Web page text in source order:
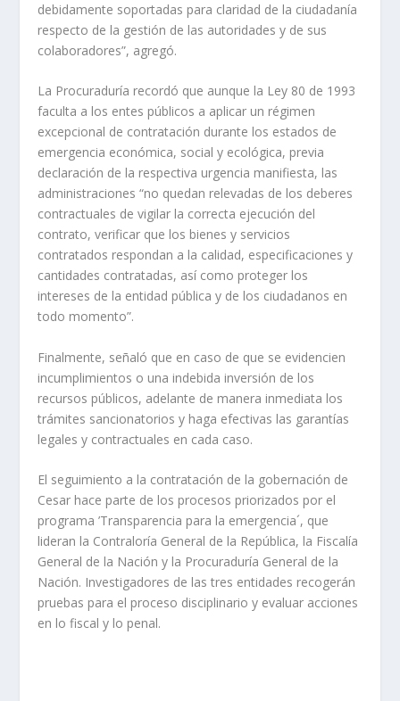
debidamente soportadas para claridad de la ciudadanía
respecto de la gestión de las autoridades y de sus
colaboradores”, agregó.
La Procuraduría recordó que aunque la Ley 80 de 1993
faculta a los entes públicos a aplicar un régimen
excepcional de contratación durante los estados de
emergencia económica, social y ecológica, previa
declaración de la respectiva urgencia manifiesta, las
administraciones “no quedan relevadas de los deberes
contractuales de vigilar la correcta ejecución del
contrato, verificar que los bienes y servicios
contratados respondan a la calidad, especificaciones y
cantidades contratadas, así como proteger los
intereses de la entidad pública y de los ciudadanos en
todo momento”.
Finalmente, señaló que en caso de que se evidencien
incumplimientos o una indebida inversión de los
recursos públicos, adelante de manera inmediata los
trámites sancionatorios y haga efectivas las garantías
legales y contractuales en cada caso.
El seguimiento a la contratación de la gobernación de
Cesar hace parte de los procesos priorizados por el
programa ’Transparencia para la emergencia´, que
lideran la Contraloría General de la República, la Fiscalía
General de la Nación y la Procuraduría General de la
Nación. Investigadores de las tres entidades recogerán
pruebas para el proceso disciplinario y evaluar acciones
en lo fiscal y lo penal.